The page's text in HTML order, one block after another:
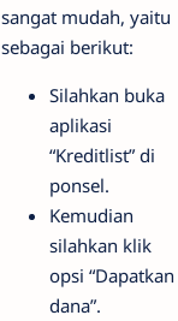
sangat mudah, yaitu
sebagai berikut:
Silahkan buka
aplikasi
“Kreditlist” di
ponsel.
Kemudian
silahkan klik
opsi “Dapatkan
dana”.